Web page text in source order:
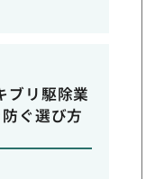
ブリ駆除業
ぐ選び方